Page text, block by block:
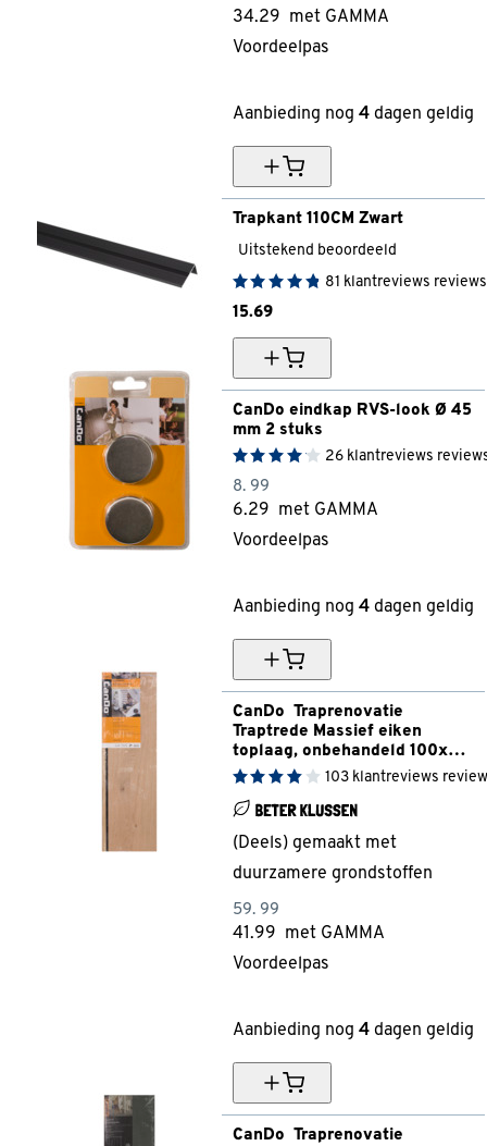
34.29
met GAMMA
Voordeelpas
Aanbieding nog 4 dagen geldig
Trapkant 110CM Zwart
Uitstekend beoordeeld
81 klantreviews reviews
15.69
CanDo eindkap RVS-look Ø 45
mm 2 stuks
26 klantreviews
8. 99
6.29
met GAMMA
Voordeelpas
Aanbieding nog 4 dagen geldig
CanDo  Traprenovatie
Traptrede Massief eiken
toplaag, onbehandeld 100x30
cm
103 klantreviews
(Deels) gemaakt met
duurzamere grondstoffen
59. 99
41.99
met GAMMA
Voordeelpas
Aanbieding nog 4 dagen geldig
CanDo  Traprenovatie